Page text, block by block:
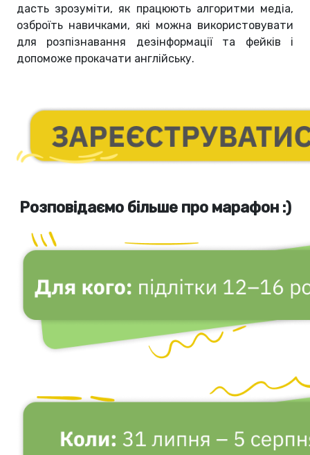
дасть зрозуміти, як працюють алгоритми медіа,
озброїть навичками, які можна використовувати
для розпізнавання дезінформації та фейків і
допоможе прокачати англійську.
Розповідаємо більше про марафон :)